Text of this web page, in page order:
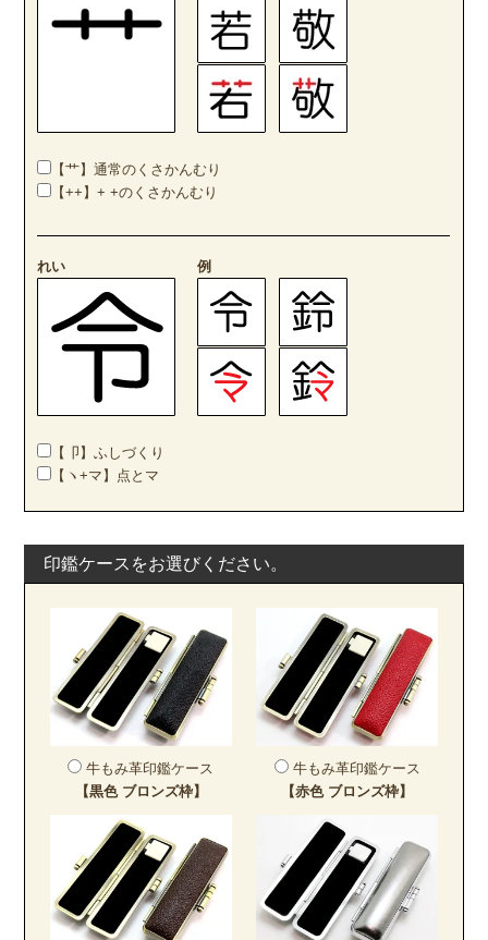
【艹】通常のくさかんむり
【++】+ +のくさかんむり
れい 例
【卩】ふしづくり
【ヽ+マ】点とマ
印鑑ケースをお選びください。
牛もみ革印鑑ケース
【黒色 ブロンズ枠】
牛もみ革印鑑ケース
【赤色 ブロンズ枠】